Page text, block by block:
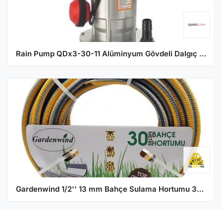
Rain Pump QDx3-30-11 Alüminyum Gövdeli Dalgıç Tip Temiz Su Pompası
Gardenwind 1/2'' 13 mm Bahçe Sulama Hortumu 30 metre